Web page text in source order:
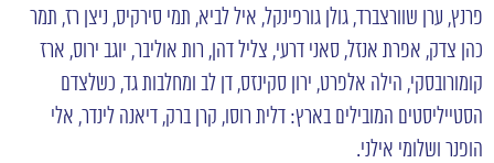
פרנץ, ערן שוורצברד, גולן גורפינקל, איל לביא, תמי סירקיס, ניצן רז, תמר
כהן צדק, אפרת אנזל, סאני דרעי, צליל דהן, רות אוליבר, יוגב ירוס, ארז
קומורובסקי, הילה אלפרט, ירון סקינזס, דן לב ומחלבות גד, כשלצדם
הסטייליסטים המובילים בארץ: דלית רוסו, קרן ברק, דיאנה לינדר, אלי
הופנר ושלומי אילני.